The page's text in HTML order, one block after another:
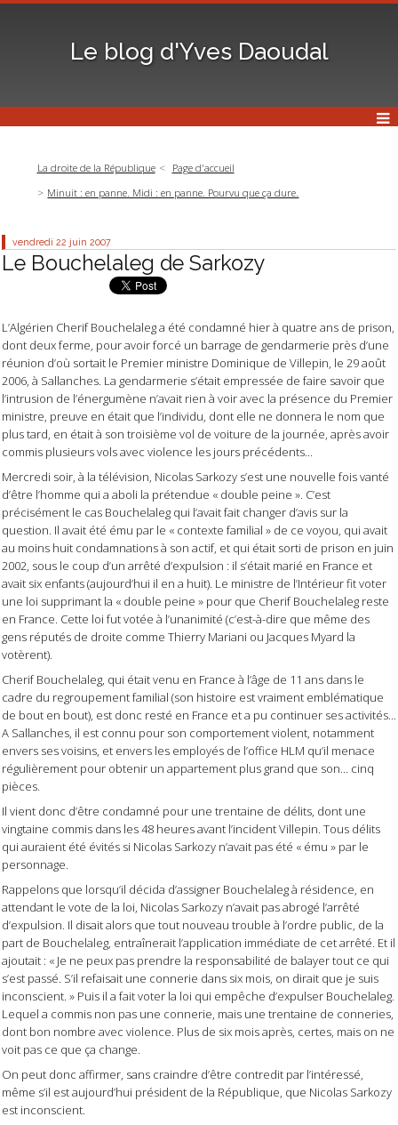
Le blog d'Yves Daoudal
La droite de la République
Page d'accueil
Minuit : en panne. Midi : en panne. Pourvu que ça dure.
vendredi 22 juin 2007
Le Bouchelaleg de Sarkozy
L’Algérien Cherif Bouchelaleg a été condamné hier à quatre ans de prison,
dont deux ferme, pour avoir forcé un barrage de gendarmerie près d’une
réunion d’où sortait le Premier ministre Dominique de Villepin, le 29 août
2006, à Sallanches. La gendarmerie s’était empressée de faire savoir que
l’intrusion de l’énergumène n’avait rien à voir avec la présence du Premier
ministre, preuve en était que l’individu, dont elle ne donnera le nom que
plus tard, en était à son troisième vol de voiture de la journée, après avoir
commis plusieurs vols avec violence les jours précédents...
Mercredi soir, à la télévision, Nicolas Sarkozy s’est une nouvelle fois vanté
d’être l’homme qui a aboli la prétendue « double peine ». C’est
précisément le cas Bouchelaleg qui l’avait fait changer d’avis sur la
question. Il avait été ému par le « contexte familial » de ce voyou, qui avait
au moins huit condamnations à son actif, et qui était sorti de prison en juin
2002, sous le coup d’un arrêté d’expulsion : il s’était marié en France et
avait six enfants (aujourd’hui il en a huit). Le ministre de l’Intérieur fit voter
une loi supprimant la « double peine » pour que Cherif Bouchelaleg reste
en France. Cette loi fut votée à l’unanimité (c’est-à-dire que même des
gens réputés de droite comme Thierry Mariani ou Jacques Myard la
votèrent).
Cherif Bouchelaleg, qui était venu en France à l’âge de 11 ans dans le
cadre du regroupement familial (son histoire est vraiment emblématique
de bout en bout), est donc resté en France et a pu continuer ses activités...
A Sallanches, il est connu pour son comportement violent, notamment
envers ses voisins, et envers les employés de l’office HLM qu’il menace
régulièrement pour obtenir un appartement plus grand que son... cinq
pièces.
Il vient donc d’être condamné pour une trentaine de délits, dont une
vingtaine commis dans les 48 heures avant l’incident Villepin. Tous délits
qui auraient été évités si Nicolas Sarkozy n’avait pas été « ému » par le
personnage.
Rappelons que lorsqu’il décida d’assigner Bouchelaleg à résidence, en
attendant le vote de la loi, Nicolas Sarkozy n’avait pas abrogé l’arrêté
d’expulsion. Il disait alors que tout nouveau trouble à l’ordre public, de la
part de Bouchelaleg, entraînerait l’application immédiate de cet arrêté. Et il
ajoutait : « Je ne peux pas prendre la responsabilité de balayer tout ce qui
s’est passé. S’il refaisait une connerie dans six mois, on dirait que je suis
inconscient. » Puis il a fait voter la loi qui empêche d’expulser Bouchelaleg.
Lequel a commis non pas une connerie, mais une trentaine de conneries,
dont bon nombre avec violence. Plus de six mois après, certes, mais on ne
voit pas ce que ça change.
On peut donc affirmer, sans craindre d’être contredit par l’intéressé,
même s’il est aujourd’hui président de la République, que Nicolas Sarkozy
est inconscient.